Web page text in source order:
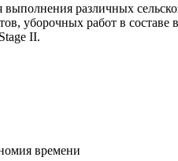
выполнения различных
уборочных работ в
II.
времени